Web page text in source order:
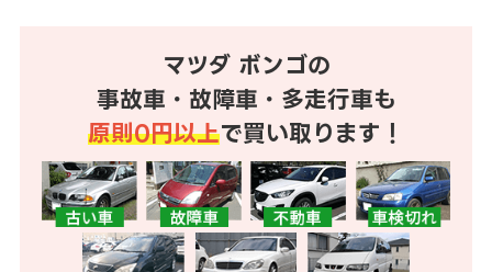
マツダ ボンゴの
事故車・故障車・多走行車も
原則0円以上で買い取ります！